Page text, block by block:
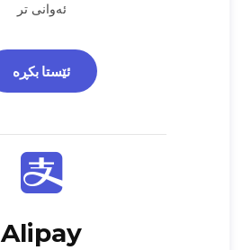
ئەوانی تر
ئێستا بکڕە
Alipay